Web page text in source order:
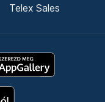
Telex Sales